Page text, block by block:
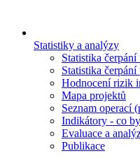
Statistiky a analýzy
Statistika
Statistika
Hodnocení rizik
Mapa projektů
Seznam operací
Indikátory - co
Evaluace a
Publikace